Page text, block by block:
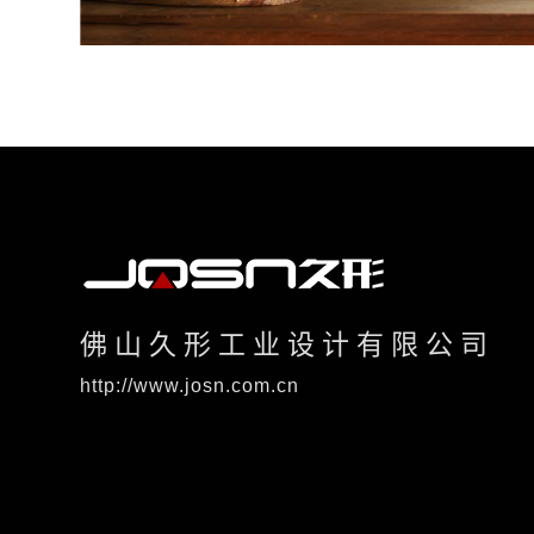
佛山久形工业设计有限公司
http://www.josn.com.cn